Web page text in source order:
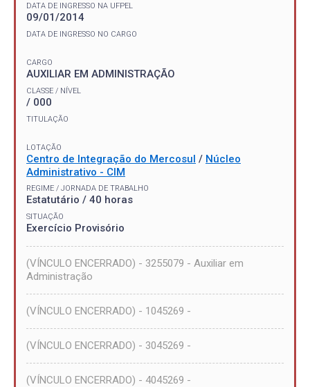
DATA DE INGRESSO NA UFPEL
09/01/2014
DATA DE INGRESSO NO CARGO
CARGO
AUXILIAR EM ADMINISTRAÇÃO
CLASSE / NÍVEL
/ 000
TITULAÇÃO
LOTAÇÃO
Centro de Integração do Mercosul / Núcleo
Administrativo - CIM
REGIME / JORNADA DE TRABALHO
Estatutário / 40 horas
SITUAÇÃO
Exercício Provisório
(VÍNCULO ENCERRADO) - 3255079 - Auxiliar em
Administração
(VÍNCULO ENCERRADO) - 1045269 -
(VÍNCULO ENCERRADO) - 3045269 -
(VÍNCULO ENCERRADO) - 4045269 -